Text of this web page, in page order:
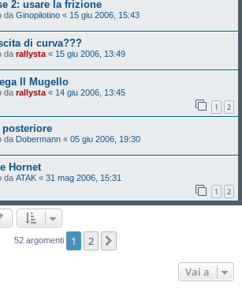
2: usare la frizione
da Ginopilotino « 15 giu 2006, 15:43
di curva???
da rallysta « 15 giu 2006, 13:49
Il Mugello
da rallysta « 14 giu 2006, 13:45
1 2
da Dobermann « 05 giu 2006, 19:30
Hornet
da ATAK « 31 mag 2006, 15:31
1 2
52 argomenti 1 2
Vai a